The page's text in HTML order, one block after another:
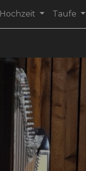
Hochzeit Taufe